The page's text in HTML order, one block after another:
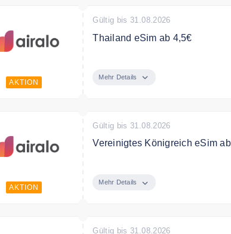
AKTION
Gültig bis 31.08.2026
Thailand eSim ab 4,5€
Mehr Details
AKTION
Gültig bis 31.08.2026
Vereinigtes Königreich eSim
Mehr Details
Gültig bis 31.08.2026